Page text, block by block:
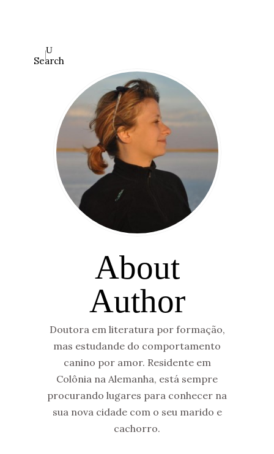
Search
About
Author
Doutora em literatura por formação,
mas estudande do comportamento
canino por amor. Residente em
Colônia na Alemanha, está sempre
procurando lugares para conhecer na
sua nova cidade com o seu marido e
cachorro.